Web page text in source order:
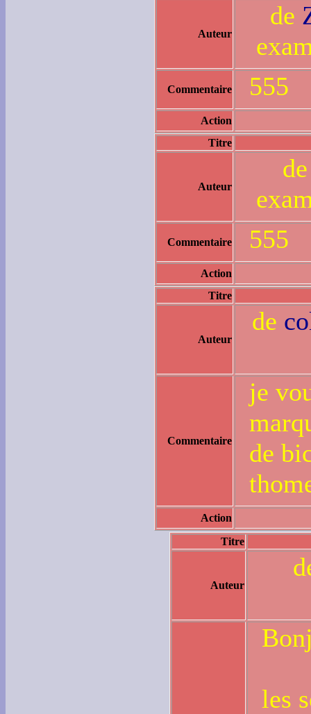
Auteur
de
Commentaire 555
Action
Titre
Auteur
Commentaire 555
Action
Titre
Auteur
de
Commentaire
je
de
Action
Titre
Auteur
les